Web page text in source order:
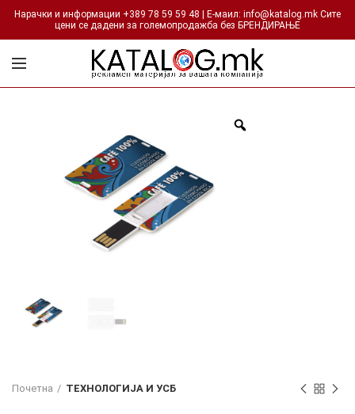
Нарачки и информации +389 78 59 59 48 | Е-маил: info@katalog.mk Сите
цени се дадени за големопродажба без БРЕНДИРАЊЕ
Почетна ТЕХНОЛОГИЈА И УСБ